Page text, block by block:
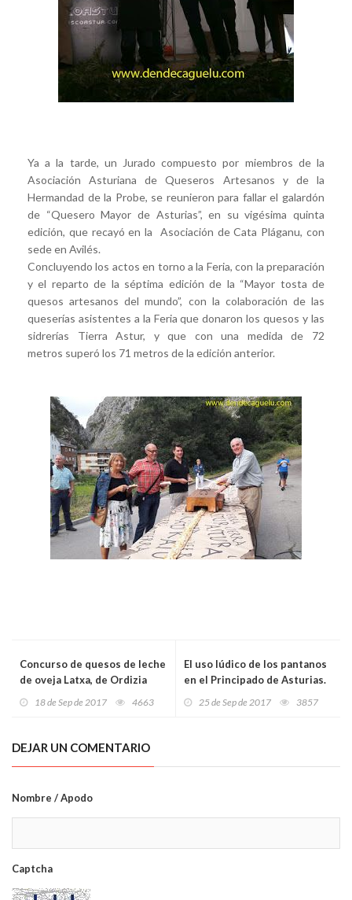
Ya a la tarde, un Jurado compuesto por miembros de la
Asociación Asturiana de Queseros Artesanos y de la
Hermandad de la Probe, se reunieron para fallar el galardón
de “Quesero Mayor de Asturias”, en su vigésima quinta
edición, que recayó en la Asociación de Cata Pláganu, con
sede en Avilés.
Concluyendo los actos en torno a la Feria, con la preparación
y el reparto de la séptima edición de la “Mayor tosta de
quesos artesanos del mundo”, con la colaboración de las
queserías asistentes a la Feria que donaron los quesos y las
sidrerías Tierra Astur, y que con una medida de 72
metros superó los 71 metros de la edición anterior.
Concurso de quesos de leche
de oveja Latxa, de Ordizia
18 de Sep de 2017 4663
El uso lúdico de los pantanos
en el Principado de Asturias.
25 de Sep de 2017 3857
DEJAR UN COMENTARIO
Nombre / Apodo
Captcha